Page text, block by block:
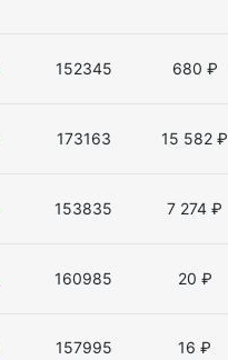
152345 680 ₽
173163 15 582 ₽
153835 7 274 ₽
160985 20 ₽
157995 16 ₽